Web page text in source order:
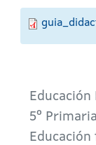
Educación
5º Primaria
Educación